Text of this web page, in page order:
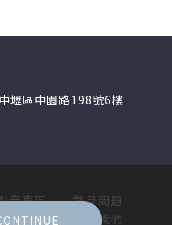
壢區中園路198號6樓
音專區
常見問題
聯絡我們